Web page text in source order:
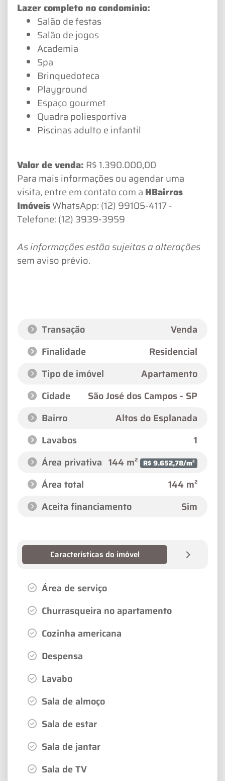
Lazer completo no condomínio:
Salão de festas
Salão de jogos
Academia
Spa
Brinquedoteca
Playground
Espaço gourmet
Quadra poliesportiva
Piscinas adulto e infantil
Valor de venda: R$ 1.390.000,00
Para mais informações ou agendar uma
visita, entre em contato com a HBairros
ImóveisWhatsApp: (12) 99105-4117 -
Telefone: (12) 3939-3959
As informações estão sujeitas a alterações
sem aviso prévio.
Transação
Venda
Finalidade
Residencial
Tipo de imóvel
Apartamento
Cidade
São José dos Campos - SP
Bairro
Altos do Esplanada
Lavabos
1
Área privativa 144 m² R$ 9.652,78/m²
Área total
144 m²
Aceita financiamento
Sim
Características do imóvel
Área de serviço
Churrasqueira no apartamento
Cozinha americana
Despensa
Lavabo
Sala de almoço
Sala de estar
Sala de jantar
Sala de TV